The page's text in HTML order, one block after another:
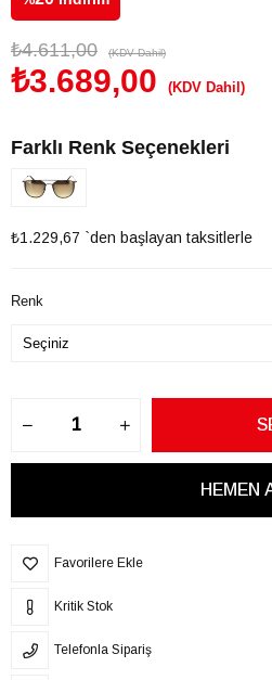
₺4.611,00 (KDV Dahil)
₺3.689,00 (KDV Dahil)
Farklı Renk Seçenekleri
₺1.229,67 `den başlayan taksitlerle
Renk
Favorilere Ekle
Kritik Stok
Telefonla Sipariş